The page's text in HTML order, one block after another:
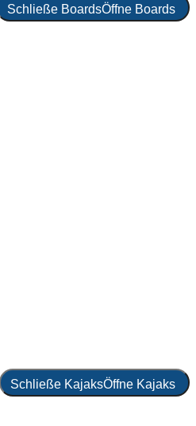
Schließe BoardsÖffne Boards
Schließe KajaksÖffne Kajaks